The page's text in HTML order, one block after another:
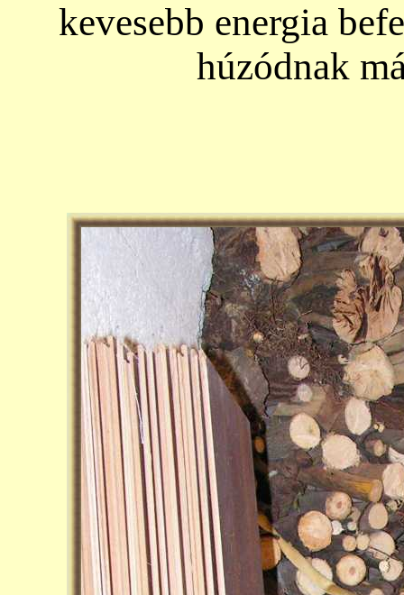
kevesebb energia
húzódnak